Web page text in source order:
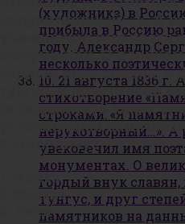
(художника) в
прибыла в Россию
году. Александр
несколько
10. 21 августа 1836
стихотворение
строками: «Я
нерукотворный…». А
увековечил имя
монументах. О
гордый внук
тунгус, и друг
памятников на
нерукотворный…». А
увековечил имя поэта
монументах. О
гордый внук славян, и
тунгус, и друг степей
определите, в каких
установлены
Сергеевичу?
1-Минск
2-Москва
3- Киев